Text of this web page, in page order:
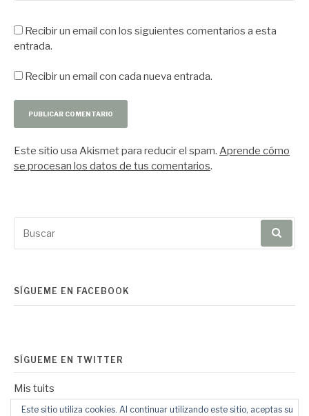
Recibir un email con los siguientes comentarios a esta
entrada.
Recibir un email con cada nueva entrada.
Este sitio usa Akismet para reducir el spam. Aprende cómo
se procesan los datos de tus comentarios.
por:
SÍGUEME EN FACEBOOK
SÍGUEME EN TWITTER
Mis tuits
Este sitio utiliza cookies. Al continuar utilizando este sitio, aceptas su